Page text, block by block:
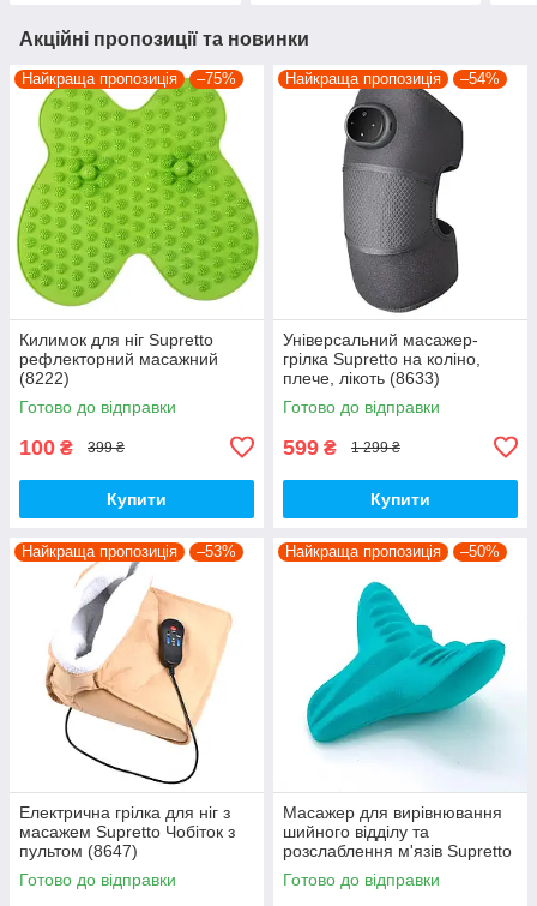
Акційні пропозиції та новинки
Найкраща пропозиція –75%
Килимок для ніг Supretto
рефлекторний масажний
(8222)
Готово до відправки
100 ₴ 399 ₴
Купити
Найкраща пропозиція –54%
Універсальний масажер-
грілка Supretto на коліно,
плече, лікоть (8633)
Готово до відправки
599 ₴ 1 299 ₴
Купити
Найкраща пропозиція –53%
Електрична грілка для ніг з
масажем Supretto Чобіток з
пультом (8647)
Готово до відправки
Найкраща пропозиція –50%
Масажер для вирівнювання
шийного відділу та
розслаблення м'язів Supretto
жорсткий (9153)
Готово до відправки